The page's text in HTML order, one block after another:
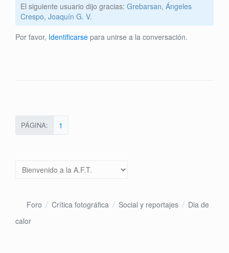
El siguiente usuario dijo gracias: Grebarsan, Ángeles
Crespo, Joaquín G. V.
Por favor, Identificarse para unirse a la conversación.
PÁGINA: 1
Foro Crítica fotográfica Social y reportajes
Dia de
calor